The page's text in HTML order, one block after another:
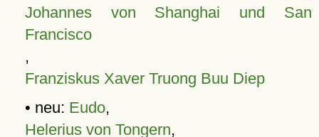
Johannes von Shanghai und San
Francisco
,
Franziskus Xaver Truong Buu Diep
• neu: Eudo,
Helerius von Tongern,